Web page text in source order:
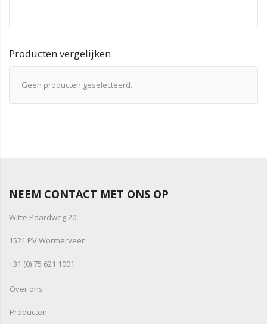
Producten vergelijken
Geen producten geselecteerd.
NEEM CONTACT MET ONS OP
Witte Paardweg 20
1521 PV Wormerveer
+31 (0) 75 621 1001
Over ons
Producten